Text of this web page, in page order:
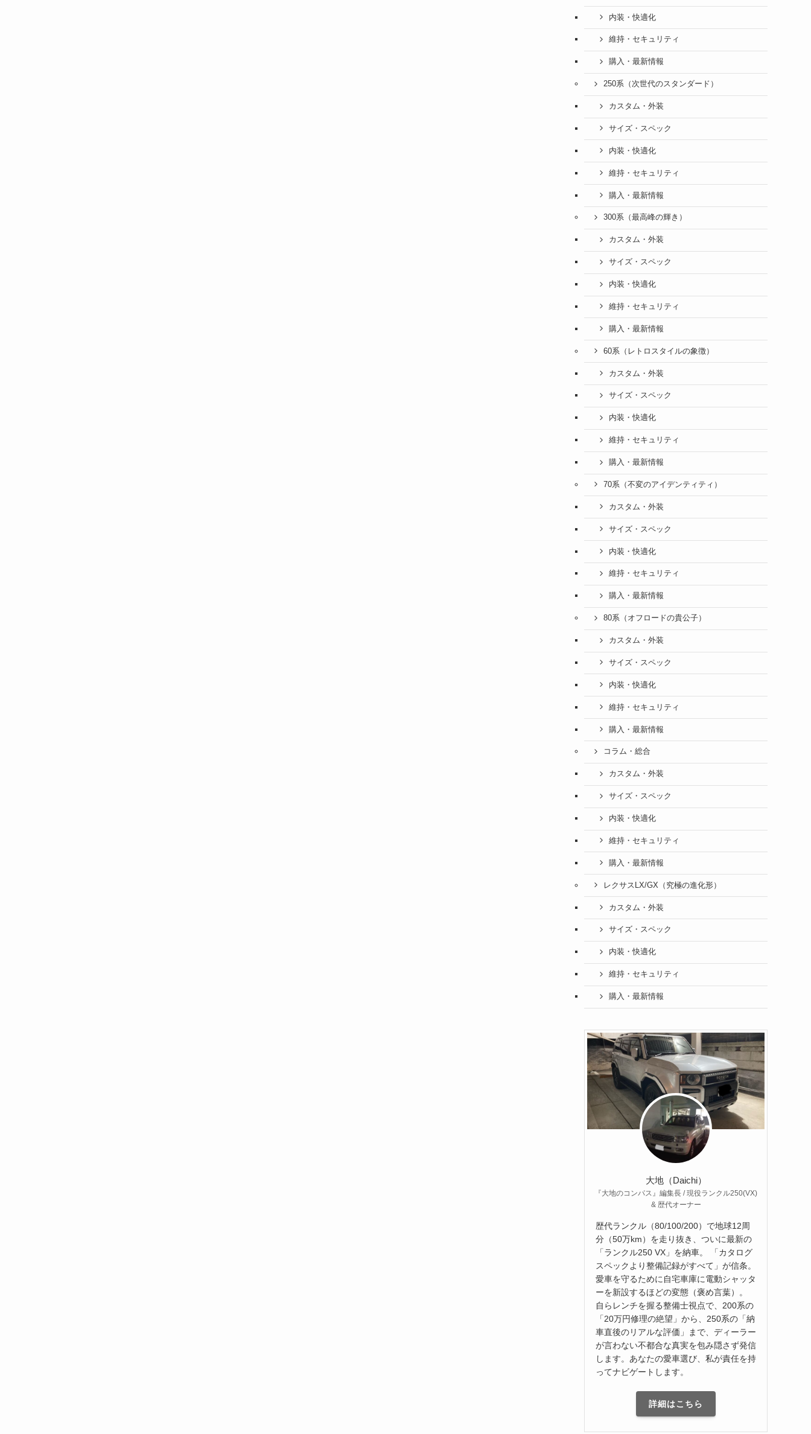
内装・快適化
維持・セキュリティ
購入・最新情報
250系（次世代のスタンダード）
カスタム・外装
サイズ・スペック
内装・快適化
維持・セキュリティ
購入・最新情報
300系（最高峰の輝き）
カスタム・外装
サイズ・スペック
内装・快適化
維持・セキュリティ
購入・最新情報
60系（レトロスタイルの象徴）
カスタム・外装
サイズ・スペック
内装・快適化
維持・セキュリティ
購入・最新情報
70系（不変のアイデンティティ）
カスタム・外装
サイズ・スペック
内装・快適化
維持・セキュリティ
購入・最新情報
80系（オフロードの貴公子）
カスタム・外装
サイズ・スペック
内装・快適化
維持・セキュリティ
購入・最新情報
コラム・総合
カスタム・外装
サイズ・スペック
内装・快適化
維持・セキュリティ
購入・最新情報
レクサスLX/GX（究極の進化形）
カスタム・外装
サイズ・スペック
内装・快適化
維持・セキュリティ
購入・最新情報
大地（Daichi）
『大地のコンパス』編集長 / 現役ランクル250(VX)
& 歴代オーナー
歴代ランクル（80/100/200）で地球12周
分（50万km）を走り抜き、ついに最新の
「ランクル250 VX」を納車。 「カタログ
スペックより整備記録がすべて」が信条。
愛車を守るために自宅車庫に電動シャッタ
ーを新設するほどの変態（褒め言葉）。
自らレンチを握る整備士視点で、200系の
「20万円修理の絶望」から、250系の「納
車直後のリアルな評価」まで、ディーラー
が言わない不都合な真実を包み隠さず発信
します。あなたの愛車選び、私が責任を持
ってナビゲートします。
詳細はこちら